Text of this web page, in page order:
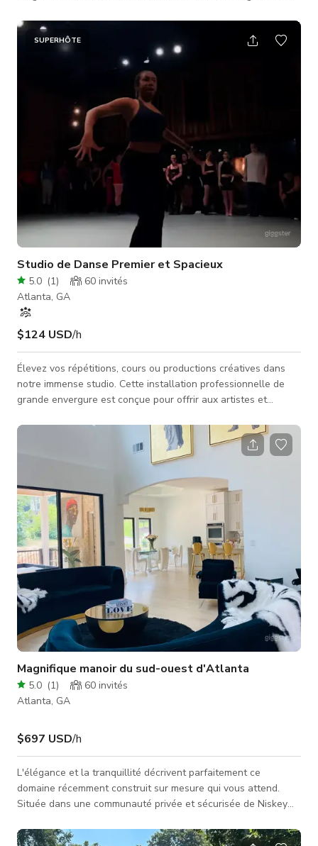
Le deuxième étage comprend une chambre/salle de bain et un
bureau/espace détente. Le 3ème étage comprend la chambre
principale/salle de bain avec baignoire jacuzzi. Le 4ème étage
comprend le salon/salle à manger/cuisine et une demi-salle de
SUPERHÔTE
Studio de Danse Premier et Spacieux
5.0 (1) 60 invités
Atlanta, GA
$124 USD/h
Élevez vos répétitions, cours ou productions créatives dans
notre immense studio. Cette installation professionnelle de
grande envergure est conçue pour offrir aux artistes et
Définie par son échelle incroyable et son esthétique
industrielle-moderne élégante, ce studio offre un
environnement fluide pour tout, des répétitions de troupe à
grande échelle aux ateliers de fitness dynamiques. L'espace
présente une disposition à c
Magnifique manoir du sud-ouest d'Atlanta
5.0 (1) 60 invités
Atlanta, GA
$697 USD/h
L'élégance et la tranquillité décrivent parfaitement ce
domaine récemment construit sur mesure qui vous attend.
Située dans une communauté privée et sécurisée de Niskey
luminaires modernes magnifiques, de belles lignes